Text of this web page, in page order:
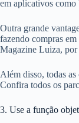
em aplicativos como
Outra grande
fazendo compras
Magazine Luiza, por
Além disso, todas
Confira todos os
3. Use a função